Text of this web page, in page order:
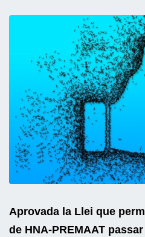
Aprovada la Llei que
de HNA-PREMAAT